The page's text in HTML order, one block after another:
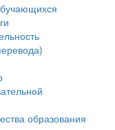
образования